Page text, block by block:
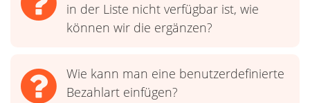
in der Liste nicht verfügbar ist, wie
können wir die ergänzen?
Wie kann man eine benutzerdefinierte
Bezahlart einfügen?